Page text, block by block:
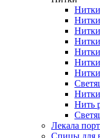
Нить
Лекала
Спицы для